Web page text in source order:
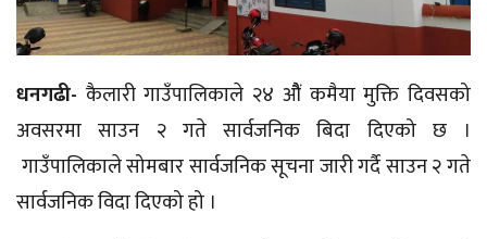
धनगढी- कैलारीगाउँपालिकाले २४ औैं कमैया मुक्ति दिवसको
अवसरमा साउन २ गते सार्वजनिक बिदा दिएको छ ।
गाउँपालिकाले सोमबार सार्वजनिक सूचना जारी गर्दै साउन २ गते
सार्वजनिकविदादिएको हो ।